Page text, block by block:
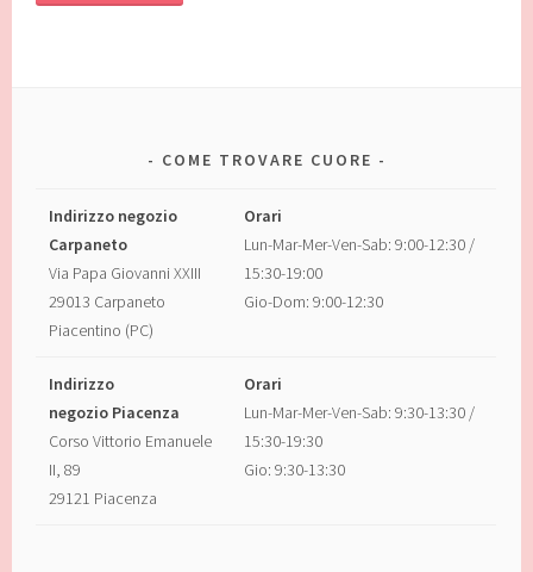
COME TROVARE CUORE
Indirizzo negozio
Carpaneto
Via Papa Giovanni XXIII
29013 Carpaneto
Piacentino (PC)
Orari
Lun-Mar-Mer-Ven-Sab: 9:00-12:30 /
15:30-19:00
Gio-Dom: 9:00-12:30
Indirizzo
negozio Piacenza
Corso Vittorio Emanuele
II, 89
29121 Piacenza
Orari
Lun-Mar-Mer-Ven-Sab: 9:30-13:30 /
15:30-19:30
Gio: 9:30-13:30